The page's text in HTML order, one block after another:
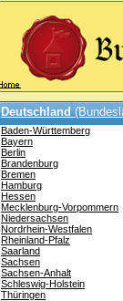
Deutschland
Baden-Württemberg
Bayern
Berlin
Brandenburg
Bremen
Hamburg
Hessen
Mecklenburg-Vorpommern
Niedersachsen
Nordrhein-Westfalen
Rheinland-Pfalz
Saarland
Sachsen
Sachsen-Anhalt
Schleswig-Holstein
Thüringen